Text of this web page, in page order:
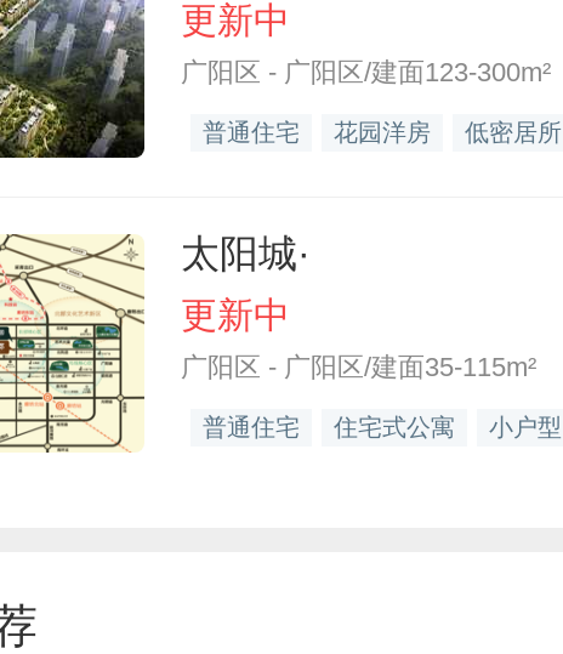
更新中
广阳区 - 广阳区/建面123-300m²
普通住宅 花园洋房 低密居所
太阳城·
更新中
广阳区 - 广阳区/建面35-115m²
普通住宅 住宅式公寓 小户型